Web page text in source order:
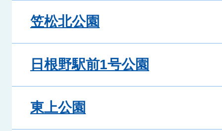
笠松北公園
日根野駅前1号公園
東上公園